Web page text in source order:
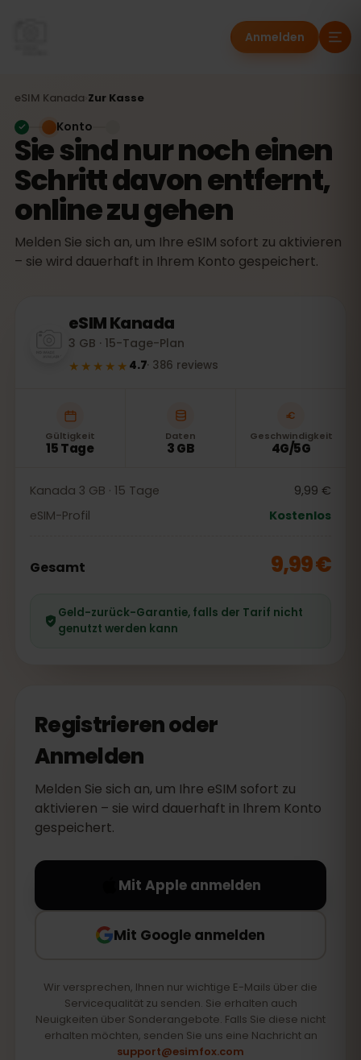
Anmelden
eSIM Kanada Zur Kasse
Sie sind nur noch einen
Schritt davon entfernt,
online zu gehen
Melden Sie sich an, um Ihre eSIM sofort zu aktivieren
– sie wird dauerhaft in Ihrem Konto gespeichert.
Konto
eSIMKanada
3 GB · 15-Tage-Plan
★★★★★ 4.7· 386 reviews
Gültigkeit
15 Tage
Daten
3 GB
Geschwindigkeit
4G/5G
Kanada 3 GB · 15 Tage
9,99 €
eSIM-Profil
Kostenlos
Gesamt 9,99 €
Geld-zurück-Garantie, falls der Tarif nicht
genutzt werden kann
Registrieren oder
Anmelden
Melden Sie sich an, um Ihre eSIM sofort zu
aktivieren – sie wird dauerhaft in Ihrem Konto
gespeichert.
Mit Apple anmelden
Mit Google anmelden
Wir versprechen, Ihnen nur wichtige E-Mails über die
Servicequalität zu senden. Sie erhalten auch
Neuigkeiten über Sonderangebote. Falls Sie diese nicht
erhalten möchten, senden Sie uns eine Nachricht an
support@esimfox.com